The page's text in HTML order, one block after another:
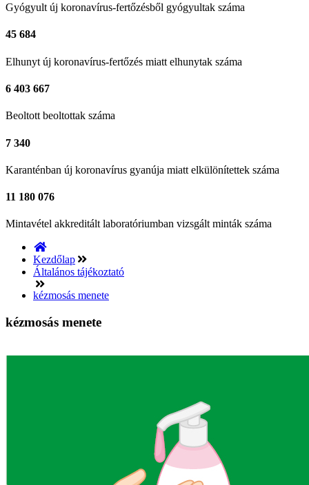
Gyógyult új koronavírus-fertőzésből gyógyultak száma
45 684
Elhunyt új koronavírus-fertőzés miatt elhunytak száma
6 403 667
Beoltott beoltottak száma
7 340
Karanténban új koronavírus gyanúja miatt elkülönítettek száma
11 180 076
Mintavétel akkreditált laboratóriumban vizsgált minták száma
Kezdőlap
Általános tájékoztató
kézmosás menete
kézmosás menete